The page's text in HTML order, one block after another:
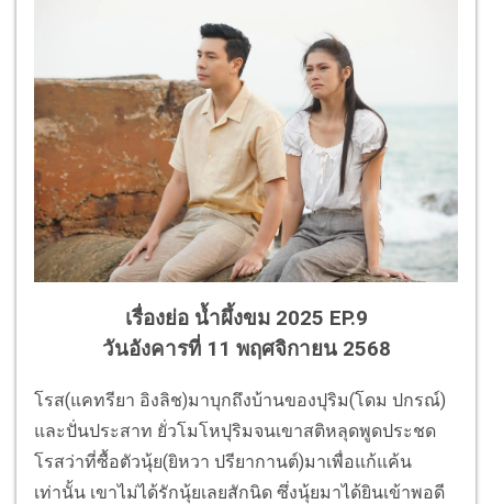
เรื่องย่อ น้ำผึ้งขม 2025 EP.9
วันอังคารที่ 11 พฤศจิกายน 2568
โรส(แคทรียา อิงลิช)มาบุกถึงบ้านของปุริม(โดม ปกรณ์)
และปั่นประสาท ยั่วโมโหปุริมจนเขาสติหลุดพูดประชด
โรสว่าที่ซื้อตัวนุ้ย(ยิหวา ปรียากานต์)มาเพื่อแก้แค้น
เท่านั้น เขาไม่ได้รักนุ้ยเลยสักนิด ซึ่งนุ้ยมาได้ยินเข้าพอดี